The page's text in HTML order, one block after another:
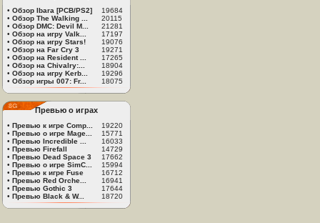
• Обзор Ibara [PCB/PS2]
19684
• Обзор The Walking ...
20115
• Обзор DMC: Devil M...
21281
• Обзор на игру Valk...
17197
• Обзор на игру Stars!
19076
• Обзор на Far Cry 3
19271
• Обзор на Resident ...
17265
• Обзор на Chivalry:...
18904
• Обзор на игру Kerb...
19296
• Обзор игры 007: Fr... 18075
Превью о играх
• Превью к игре Comp...
19220
• Превью о игре Mage...
15771
• Превью Incredible ...
16033
• Превью Firefall
14729
• Превью Dead Space 3
17662
• Превью о игре SimC...
15994
• Превью к игре Fuse
16712
• Превью Red Orche...
16941
• Превью Gothic 3
17644
• Превью Black & W... 18720